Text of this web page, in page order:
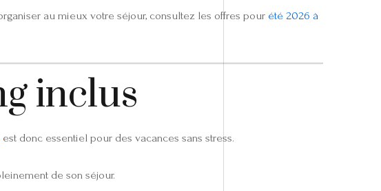
au mieux votre séjour, consultez les offres pour été 2026 à
inclus
est donc essentiel pour des vacances sans stress.
de son séjour.